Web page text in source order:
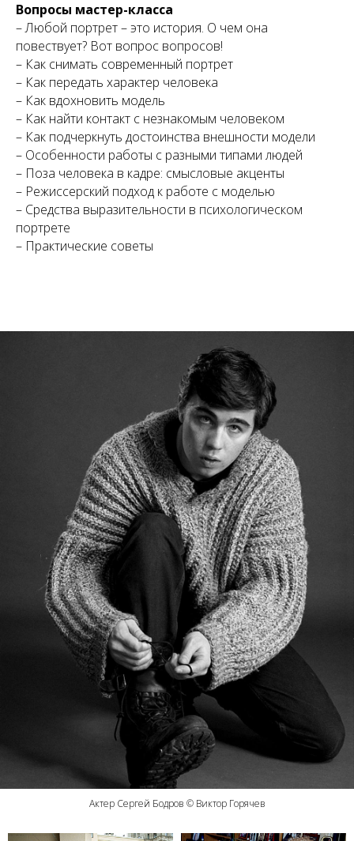
Вопросы мастер-класса
– Любой портрет – это история. О чем она
повествует? Вот вопрос вопросов!
– Как снимать современный портрет
– Как передать характер человека
– Как вдохновить модель
– Как найти контакт с незнакомым человеком
– Как подчеркнуть достоинства внешности модели
– Особенности работы с разными типами людей
– Поза человека в кадре: смысловые акценты
– Режиссерский подход к работе с моделью
– Средства выразительности в психологическом
портрете
– Практические советы
Актер Сергей Бодров © Виктор Горячев